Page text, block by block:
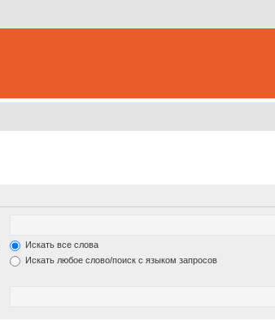
Искать все слова
Искать любое слово/поиск с языком запросов